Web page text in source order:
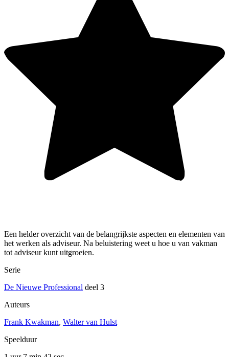
Een helder overzicht van de belangrijkste aspecten en elementen van
het werken als adviseur. Na beluistering weet u hoe u van vakman
tot adviseur kunt uitgroeien.
Serie
De Nieuwe Professional deel 3
Auteurs
Frank Kwakman, Walter van Hulst
Speelduur